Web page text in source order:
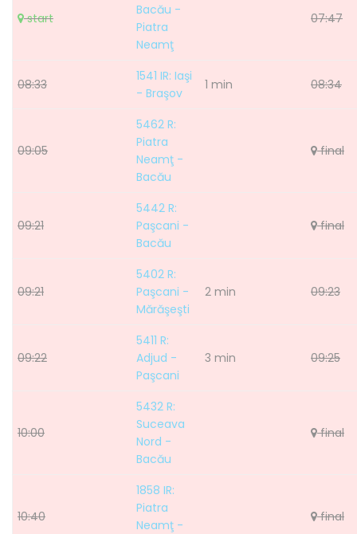
start
Bacău -
Piatra
Neamţ
07:47
08:33
1541 IR: Iaşi
- Braşov
1 min 08:34
09:05
5462 R:
Piatra
Neamţ -
Bacău
final
09:21
5442 R:
Paşcani -
Bacău
final
09:21
5402 R:
Paşcani -
Mărăşeşti
2 min 09:23
09:22
5411 R:
Adjud -
Paşcani
3 min 09:25
10:00
5432 R:
Suceava
Nord -
Bacău
final
10:40
1858 IR:
Piatra
Neamţ -
final